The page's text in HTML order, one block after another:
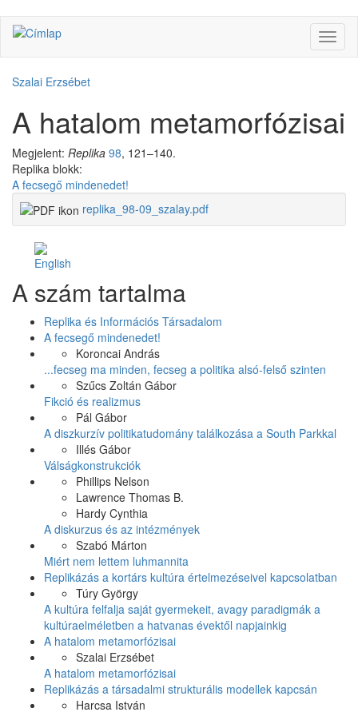
Ugrás
tartalomra
Szalai Erzsébet
A hatalom metamorfózisai
Megjelent: Replika 98, 121–140.
Replika blokk:
A fecsegő mindenedet!
replika_98-09_szalay.pdf
Likeon
A szám tartalma
Replika és Információs Társadalom
A fecsegő mindenedet!
Koroncai András
...fecseg ma minden, fecseg a politika alsó-felső szinten
Szűcs Zoltán Gábor
Fikció és realizmus
Pál Gábor
A diszkurzív politikatudomány találkozása a South Parkkal
Illés Gábor
Válságkonstrukciók
Phillips Nelson
Lawrence Thomas B.
Hardy Cynthia
A diskurzus és az intézmények
Szabó Márton
Miért nem lettem luhmannita
Replikázás a kortárs kultúra értelmezéseivel kapcsolatban
Túry György
A kultúra felfalja saját gyermekeit, avagy paradigmák a
kultúraelméletben a hatvanas évektől napjainkig
A hatalom metamorfózisai
Szalai Erzsébet
A hatalom metamorfózisai
Replikázás a társadalmi strukturális modellek kapcsán
Harcsa István